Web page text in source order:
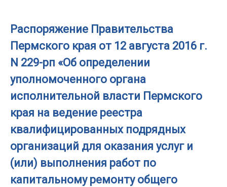
Распоряжение Правительства
Пермского края от 12 августа 2016 г.
N 229-рп «Об определении
уполномоченного органа
исполнительной власти Пермского
края на ведение реестра
квалифицированных подрядных
организаций для оказания услуг и
(или) выполнения работ по
капитальному ремонту общего